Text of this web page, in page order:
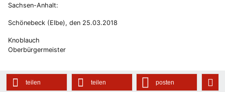
Sachsen-Anhalt:
Schönebeck (Elbe), den 25.03.2018
Knoblauch
Oberbürgermeister
teilen teilen posten